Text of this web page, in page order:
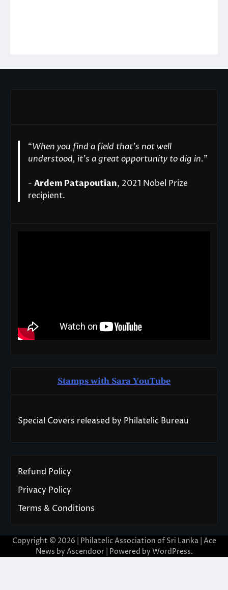
“When you find a field that’s not well
understood, it’s a great opportunity to dig in."
- Ardem Patapoutian, 2021 Nobel Prize
recipient.
Stamps with Sara YouTube
Special Covers released by Philatelic Bureau
Refund Policy
Privacy Policy
Terms & Conditions
Copyright © 2026 | Philatelic Association of Sri Lanka | Ace
News by Ascendoor| Powered by WordPress.